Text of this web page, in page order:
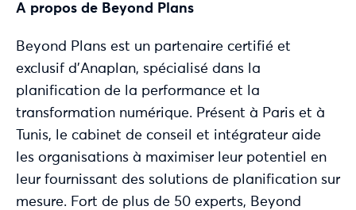
A propos de Beyond Plans
Beyond Plans est un partenaire certifié et
exclusif d’Anaplan, spécialisé dans la
planification de la performance et la
transformation numérique. Présent à Paris et à
Tunis, le cabinet de conseil et intégrateur aide
les organisations à maximiser leur potentiel en
leur fournissant des solutions de planification sur
mesure. Fort de plus de 50 experts, Beyond